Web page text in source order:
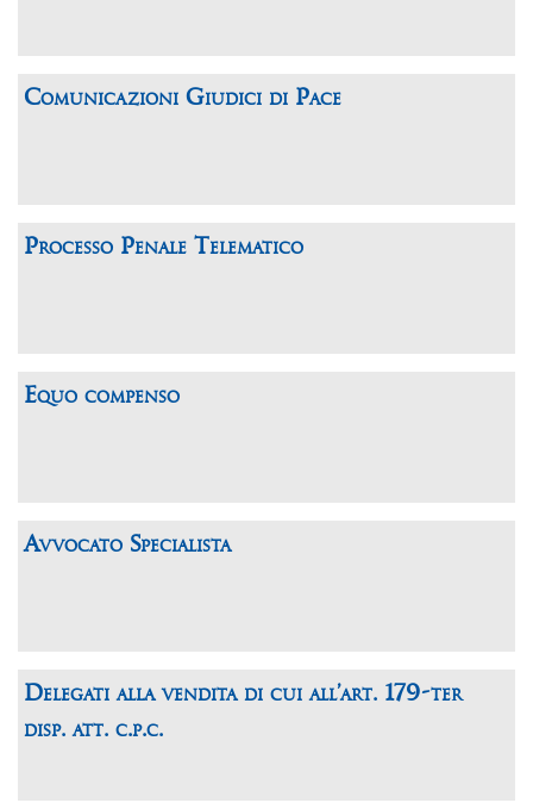
Comunicazioni Giudici di Pace
Processo Penale Telematico
Equo compenso
Avvocato Specialista
Delegati alla vendita di cui all’art. 179-ter
disp. att. c.p.c.